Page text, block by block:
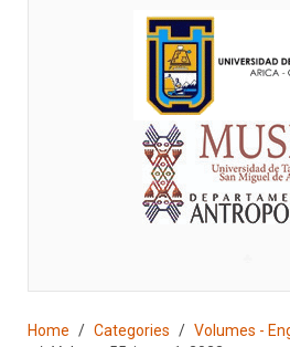
Home Categories
Volumes -